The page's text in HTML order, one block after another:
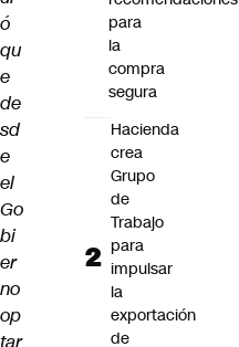
ó
qu
e
de
sd
e
el
Go
bi
er
no
op
tar
para
la
compra
segura
Hacienda
crea
Grupo
de
Trabajo
para
impulsar
la
exportación
de